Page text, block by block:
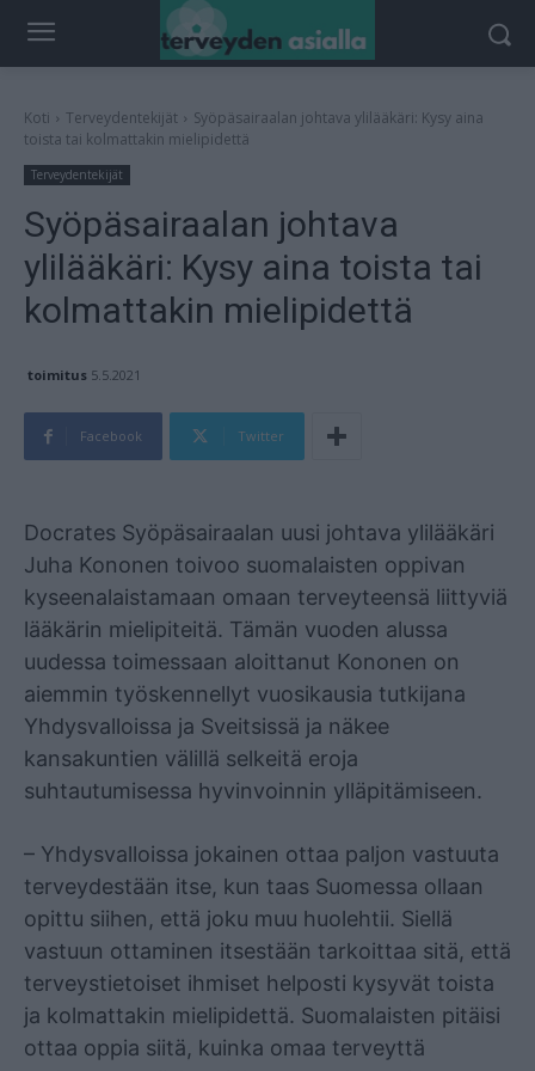
Koti Terveydentekijät
Syöpäsairaalan johtava ylilääkäri: Kysy aina
toista tai kolmattakin mielipidettä
Terveydentekijät
Syöpäsairaalan johtava
ylilääkäri: Kysy aina toista tai
kolmattakin mielipidettä
toimitus 5.5.2021
Facebook Twitter
Docrates Syöpäsairaalan uusi johtava ylilääkäri
Juha Kononen toivoo suomalaisten oppivan
kyseenalaistamaan omaan terveyteensä liittyviä
lääkärin mielipiteitä. Tämän vuoden alussa
uudessa toimessaan aloittanut Kononen on
aiemmin työskennellyt vuosikausia tutkijana
Yhdysvalloissa ja Sveitsissä ja näkee
kansakuntien välillä selkeitä eroja
suhtautumisessa hyvinvoinnin ylläpitämiseen.
– Yhdysvalloissa jokainen ottaa paljon vastuuta
terveydestään itse, kun taas Suomessa ollaan
opittu siihen, että joku muu huolehtii. Siellä
vastuun ottaminen itsestään tarkoittaa sitä, että
terveystietoiset ihmiset helposti kysyvät toista
ja kolmattakin mielipidettä. Suomalaisten pitäisi
ottaa oppia siitä, kuinka omaa terveyttä